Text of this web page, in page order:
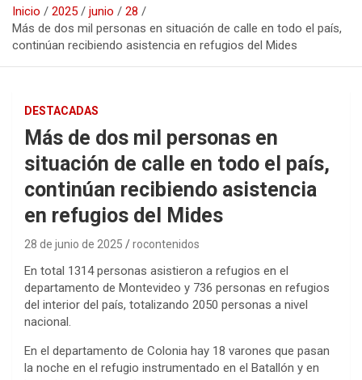
Inicio 2025 junio
28
Más de dos mil personas en situación de calle en todo el país,
continúan recibiendo asistencia en refugios del Mides
DESTACADAS
Más de dos mil personas en
situación de calle en todo el país,
continúan recibiendo asistencia
en refugios del Mides
28 de junio de 2025 rocontenidos
En total 1314 personas asistieron a refugios en el
departamento de Montevideo y 736 personas en refugios
del interior del país, totalizando 2050 personas a nivel
nacional.
En el departamento de Colonia hay 18 varones que pasan
la noche en el refugio instrumentado en el Batallón y en